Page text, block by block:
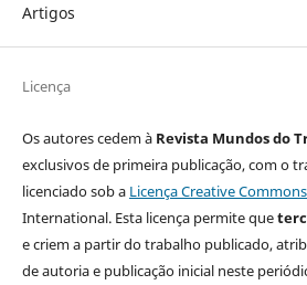
Artigos
Licença
Os autores cedem à Revista Mundos do
exclusivos de primeira publicação, com o
licenciado sob a Licença Creative
International. Esta licença permite que
e criem a partir do trabalho publicado,
de autoria e publicação inicial neste